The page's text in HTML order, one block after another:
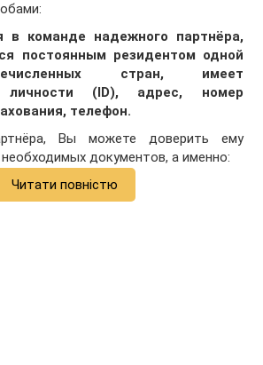
в команде надежного партнёра,
постоянным резидентом одной
стран, имеет
личности (ID), адрес, номер
телефон.
Вы можете доверить ему
документов, а именно:
Читати повністю